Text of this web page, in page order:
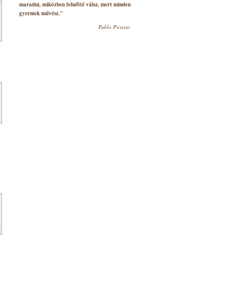
maradni, miközben felnőtté válsz, mert minden
gyermek művész."
Pablo Picasso